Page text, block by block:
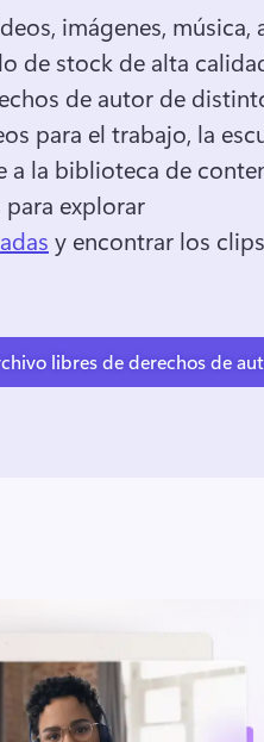
imágenes, música,
de stock de alta
de autor de
para el trabajo, la
a la biblioteca de
explorar
y encontrar los
libres de derechos de